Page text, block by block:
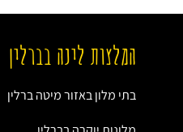
המלצות לינה בברלין
בתי מלון באזור מיטה ברלין